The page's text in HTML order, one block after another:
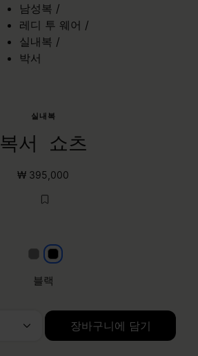
남성복 /
레디 투 웨어 /
실내복 /
박서
실내복
복서 쇼츠
₩ 395,000
Grey블랙
블랙
장바구니에 담기